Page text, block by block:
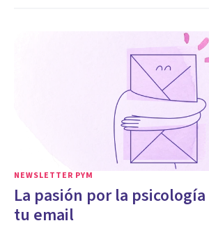
NEWSLETTER PYM
La pasión por la
tu email